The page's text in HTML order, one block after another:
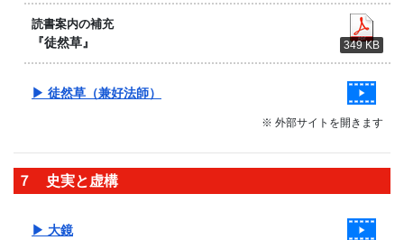
読書案内の補充
『徒然草』 349 KB
▶ 徒然草（兼好法師）
※ 外部サイトを開きます
７ 史実と虚構
▶ 大鏡